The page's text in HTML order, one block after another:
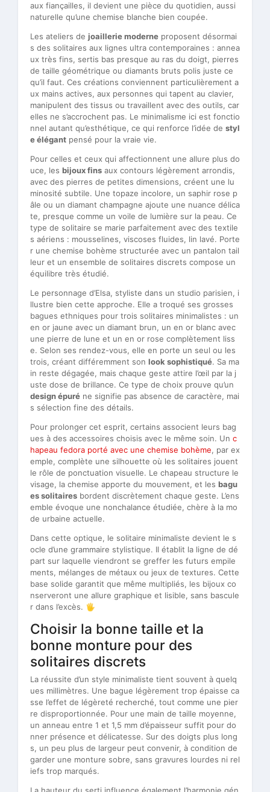
aux fiançailles, il devient une pièce du quotidien, aussi
naturelle qu’une chemise blanche bien coupée.
Les ateliers de joaillerie moderne proposent désormai
s des solitaires aux lignes ultra contemporaines : annea
ux très fins, sertis bas presque au ras du doigt, pierres
de taille géométrique ou diamants bruts polis juste ce
qu’il faut. Ces créations conviennent particulièrement a
ux mains actives, aux personnes qui tapent au clavier,
manipulent des tissus ou travaillent avec des outils, car
elles ne s’accrochent pas. Le minimalisme ici est fonctio
nnel autant qu’esthétique, ce qui renforce l’idée de styl
e élégant pensé pour la vraie vie.
Pour celles et ceux qui affectionnent une allure plus do
uce, les bijoux fins aux contours légèrement arrondis,
avec des pierres de petites dimensions, créent une lu
minosité subtile. Une topaze incolore, un saphir rose p
âle ou un diamant champagne ajoute une nuance délica
te, presque comme un voile de lumière sur la peau. Ce
type de solitaire se marie parfaitement avec des textile
s aériens : mousselines, viscoses fluides, lin lavé. Porte
r une chemise bohème structurée avec un pantalon tail
leur et un ensemble de solitaires discrets compose un
équilibre très étudié.
Le personnage d’Elsa, styliste dans un studio parisien, i
llustre bien cette approche. Elle a troqué ses grosses
bagues ethniques pour trois solitaires minimalistes : un
en or jaune avec un diamant brun, un en or blanc avec
une pierre de lune et un en or rose complètement liss
e. Selon ses rendez-vous, elle en porte un seul ou les
trois, créant différemment son look sophistiqué. Sa ma
in reste dégagée, mais chaque geste attire l’œil par la j
uste dose de brillance. Ce type de choix prouve qu’un
design épuré ne signifie pas absence de caractère, mai
s sélection fine des détails.
Pour prolonger cet esprit, certains associent leurs bag
ues à des accessoires choisis avec le même soin. Un c
hapeau fedora porté avec une chemise bohème, par ex
emple, complète une silhouette où les solitaires jouent
le rôle de ponctuation visuelle. Le chapeau structure le
visage, la chemise apporte du mouvement, et les bagu
es solitaires bordent discrètement chaque geste. L’ens
emble évoque une nonchalance étudiée, chère à la mo
de urbaine actuelle.
Dans cette optique, le solitaire minimaliste devient le s
ocle d’une grammaire stylistique. Il établit la ligne de dé
part sur laquelle viendront se greffer les futurs empile
ments, mélanges de métaux ou jeux de textures. Cette
base solide garantit que même multipliés, les bijoux co
nserveront une allure graphique et lisible, sans bascule
r dans l’excès. 🖐️
Choisir la bonne taille et la
bonne monture pour des
solitaires discrets
La réussite d’un style minimaliste tient souvent à quelq
ues millimètres. Une bague légèrement trop épaisse ca
sse l’effet de légèreté recherché, tout comme une pier
re disproportionnée. Pour une main de taille moyenne,
un anneau entre 1 et 1,5 mm d’épaisseur suffit pour do
nner présence et délicatesse. Sur des doigts plus long
s, un peu plus de largeur peut convenir, à condition de
garder une monture sobre, sans gravures lourdes ni rel
iefs trop marqués.
La hauteur du serti influence également l’harmonie gén